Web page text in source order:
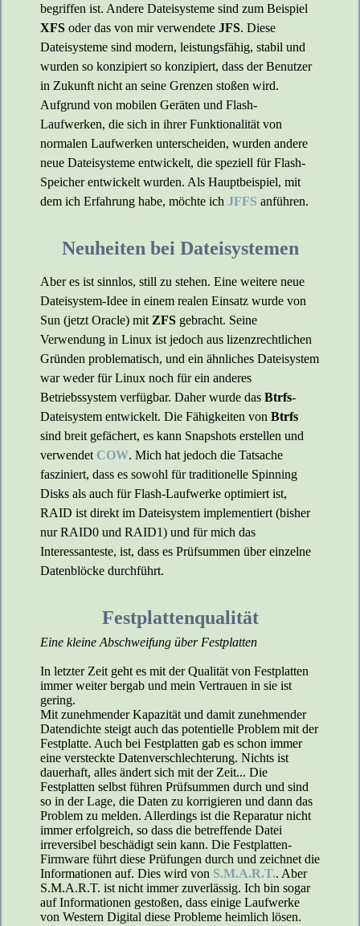
begriffen ist. Andere Dateisysteme sind zum Beispiel
XFS oder das von mir verwendete JFS. Diese
Dateisysteme sind modern, leistungsfähig, stabil und
wurden so konzipiert so konzipiert, dass der Benutzer
in Zukunft nicht an seine Grenzen stoßen wird.
Aufgrund von mobilen Geräten und Flash-
Laufwerken, die sich in ihrer Funktionalität von
normalen Laufwerken unterscheiden, wurden andere
neue Dateisysteme entwickelt, die speziell für Flash-
Speicher entwickelt wurden. Als Hauptbeispiel, mit
dem ich Erfahrung habe, möchte ich JFFS anführen.
Neuheiten bei Dateisystemen
Aber es ist sinnlos, still zu stehen. Eine weitere neue
Dateisystem-Idee in einem realen Einsatz wurde von
Sun (jetzt Oracle) mit ZFS gebracht. Seine
Verwendung in Linux ist jedoch aus lizenzrechtlichen
Gründen problematisch, und ein ähnliches Dateisystem
war weder für Linux noch für ein anderes
Betriebssystem verfügbar. Daher wurde das Btrfs-
Dateisystem entwickelt. Die Fähigkeiten von Btrfs
sind breit gefächert, es kann Snapshots erstellen und
verwendet COW. Mich hat jedoch die Tatsache
fasziniert, dass es sowohl für traditionelle Spinning
Disks als auch für Flash-Laufwerke optimiert ist,
RAID ist direkt im Dateisystem implementiert (bisher
nur RAID0 und RAID1) und für mich das
Interessanteste, ist, dass es Prüfsummen über einzelne
Datenblöcke durchführt.
Festplattenqualität
Eine kleine Abschweifung über Festplatten
In letzter Zeit geht es mit der Qualität von Festplatten
immer weiter bergab und mein Vertrauen in sie ist
gering.
Mit zunehmender Kapazität und damit zunehmender
Datendichte steigt auch das potentielle Problem mit der
Festplatte. Auch bei Festplatten gab es schon immer
eine versteckte Datenverschlechterung. Nichts ist
dauerhaft, alles ändert sich mit der Zeit... Die
Festplatten selbst führen Prüfsummen durch und sind
so in der Lage, die Daten zu korrigieren und dann das
Problem zu melden. Allerdings ist die Reparatur nicht
immer erfolgreich, so dass die betreffende Datei
irreversibel beschädigt sein kann. Die Festplatten-
Firmware führt diese Prüfungen durch und zeichnet die
Informationen auf. Dies wird von S.M.A.R.T.. Aber
S.M.A.R.T. ist nicht immer zuverlässig. Ich bin sogar
auf Informationen gestoßen, dass einige Laufwerke
von Western Digital diese Probleme heimlich lösen.